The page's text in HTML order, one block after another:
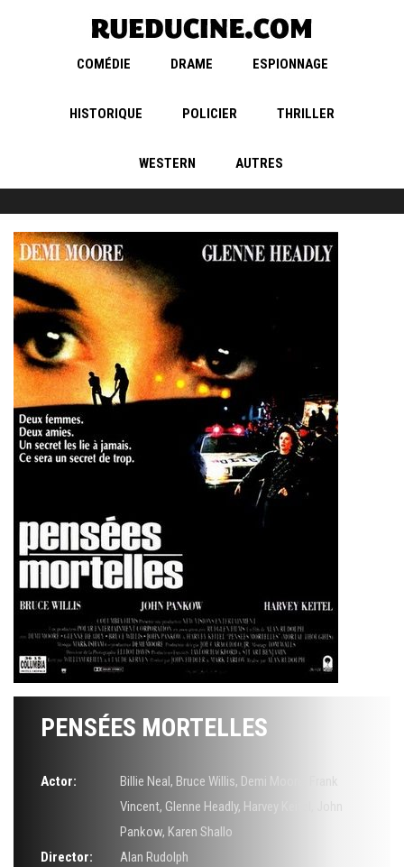
COMÉDIE DRAME ESPIONNAGE
HISTORIQUE POLICIER THRILLER
WESTERN AUTRES
PENSÉES MORTELLES
Actor: Billie Neal, Bruce Willis, Demi Moore
Vincent, Glenne Headly, Harvey Keitel
Pankow, Karen Shallo
Director:
Alan Rudolph